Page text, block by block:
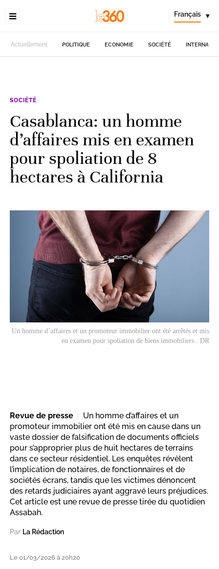
Français ▾
Actuellement POLITIQUE ECONOMIE SOCIÉTÉ
SOCIÉTÉ
Casablanca: un homme
d’affaires mis en examen
pour spoliation de 8
hectares à California
Un homme d’affaires et un promoteur immobilier ont été arrêtés et mis
en examen pour spoliation de biens immobiliers.. DR
Revue de presse
Un homme d’affaires et un
promoteur immobilier ont été mis en cause dans un
vaste dossier de falsification de documents officiels
pour s’approprier plus de huit hectares de terrains
dans ce secteur résidentiel. Les enquêtes révèlent
l’implication de notaires, de fonctionnaires et de
sociétés écrans, tandis que les victimes dénoncent
des retards judiciaires ayant aggravé leurs préjudices.
Cet article est une revue de presse tirée du quotidien
Assabah.
Par La Rédaction
Le 01/03/2026 à 20h20